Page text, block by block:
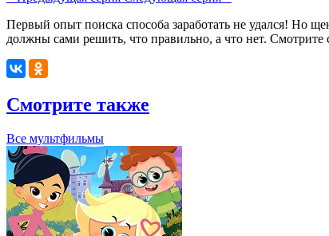
Первый опыт поиска способа заработать не удался! Но
должны сами решить, что правильно, а что нет. Смотрите
Смотрите также
Все мультфильмы